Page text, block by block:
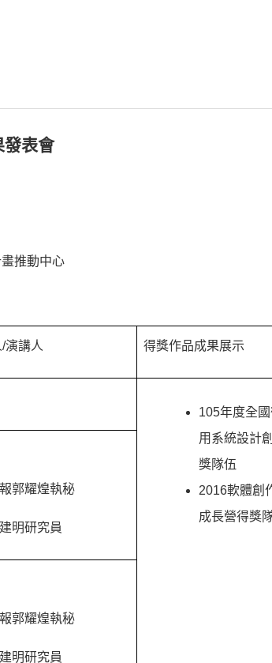
發表會
推動中心
演講人 得獎作品成果展示
105年度全
用系統設計
獎隊伍
2016軟體創
成長營得獎
郭耀煌執秘
明研究員
郭耀煌執秘
明研究員